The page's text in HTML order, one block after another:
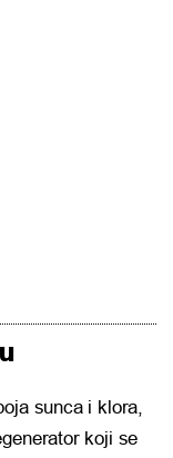
sunca i klora,
koji se